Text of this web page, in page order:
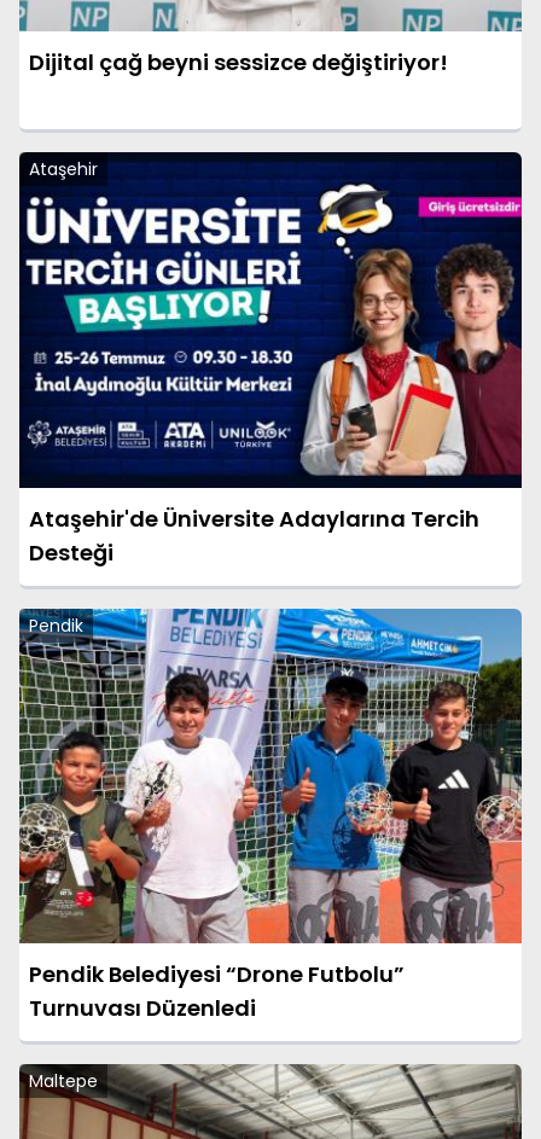
Dijital çağ beyni sessizce değiştiriyor!
Ataşehir
Ataşehir'de Üniversite Adaylarına Tercih
Desteği
Pendik
Pendik Belediyesi “Drone Futbolu”
Turnuvası Düzenledi
Maltepe